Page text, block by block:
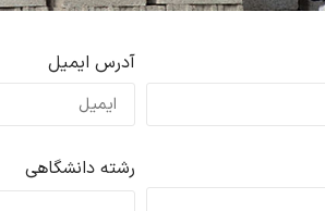
آدرس ایمیل
رشته دانشگاهی